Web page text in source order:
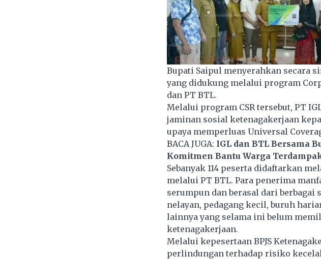
Bupati Saipul menyerahkan secara
yang didukung melalui program
dan PT BTL.
Melalui program CSR tersebut, PT
jaminan sosial ketenagakerjaan
upaya memperluas Universal
BACA JUGA: IGL dan BTL Bersama
Komitmen Bantu Warga
Sebanyak 114 peserta didaftarkan
melalui PT BTL. Para penerima
serumpun dan berasal dari
nelayan, pedagang kecil, buruh
lainnya yang selama ini belum
ketenagakerjaan.
Melalui kepesertaan BPJS
perlindungan terhadap risiko